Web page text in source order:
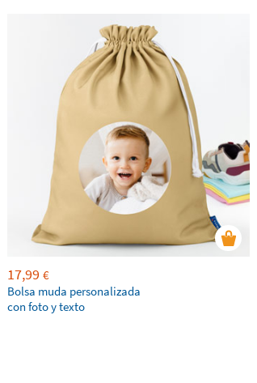
17,99 €
Bolsa muda personalizada
con foto y texto